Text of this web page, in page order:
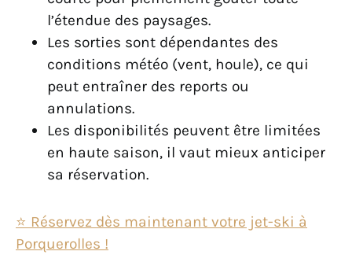
l’étendue des paysages.
Les sorties sont dépendantes des
conditions météo (vent, houle), ce qui
peut entraîner des reports ou
annulations.
Les disponibilités peuvent être limitées
en haute saison, il vaut mieux anticiper
sa réservation.
⭐ Réservez dès maintenant votre jet-ski à
Porquerolles !